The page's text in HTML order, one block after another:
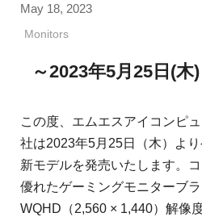
May 18, 2023
Monitors
～2023年5月25日(
この度、エムエスアイコンピ
社は2023年5月25日（木）よ
新モデルを発売いたします。
優れたゲーミングモニターブ
WQHD（2,560 × 1,440）解像